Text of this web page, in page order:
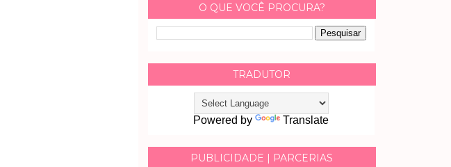
O QUE VOCÊ PROCURA?
TRADUTOR
Powered by Translate
PUBLICIDADE | PARCERIAS